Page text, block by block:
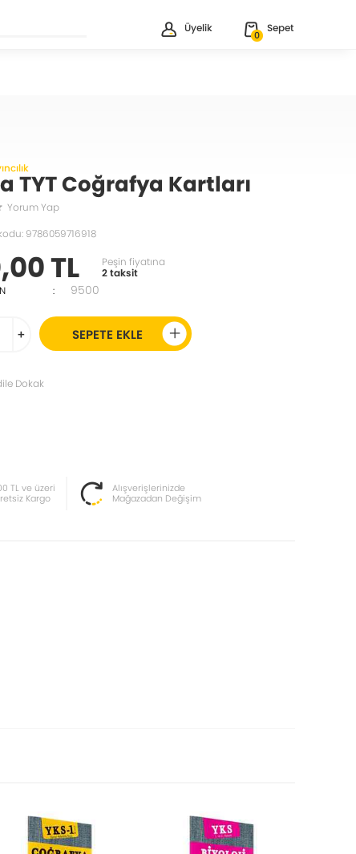
Üyelik
0
Sepet
TYT Coğrafya Kartları
Yorum Yap
9786059716918
TL
Peşin fiyatına
2 taksit
: 9500
+ SEPETE EKLE
Dokak
TL ve üzeri
Kargo
Alışverişlerinizde
Mağazadan Değişim